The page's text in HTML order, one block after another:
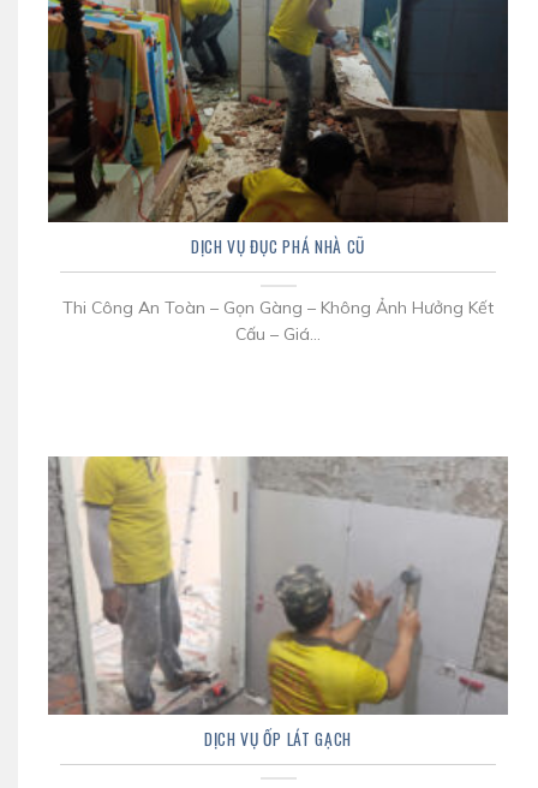
DỊCH VỤ ĐỤC PHÁ NHÀ CŨ
Thi Công An Toàn – Gọn Gàng – Không Ảnh Hưởng Kết
Cấu – Giá...
DỊCH VỤ ỐP LÁT GẠCH